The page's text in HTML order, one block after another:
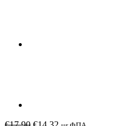
OriginalΗ